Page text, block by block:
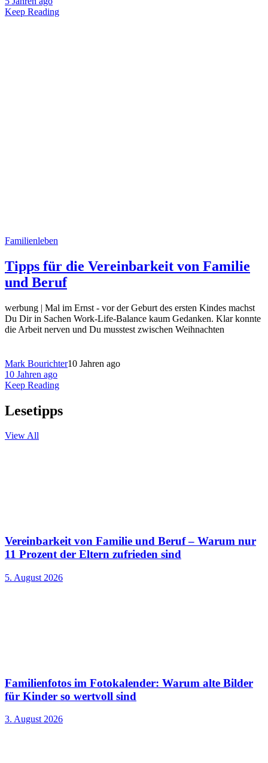
Keep Reading
Familienleben
Tipps für die Vereinbarkeit von Familie
und Beruf
werbung | Mal im Ernst - vor der Geburt des ersten Kindes machst
Du Dir in Sachen Work-Life-Balance kaum Gedanken. Klar konnte
die Arbeit nerven und Du musstest zwischen Weihnachten
Mark Bourichter10 Jahren ago
10 Jahren ago
Keep Reading
Lesetipps
View All
Vereinbarkeit von Familie und Beruf – Warum nur
11 Prozent der Eltern zufrieden sind
5. August 2026
Familienfotos im Fotokalender: Warum alte Bilder
für Kinder so wertvoll sind
3. August 2026